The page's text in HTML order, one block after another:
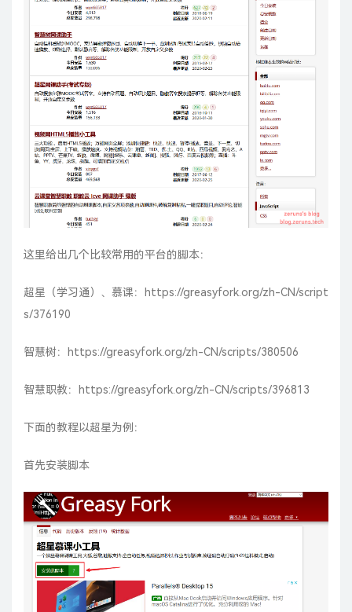
这里给出几个比较常用的平台的脚本：
超星（学习通）、慕课： https://greasyfork.org/zh-CN/script
s/376190
智慧树： https://greasyfork.org/zh-CN/scripts/380506
智慧职教： https://greasyfork.org/zh-CN/scripts/396813
下面的教程以超星为例：
首先安装脚本